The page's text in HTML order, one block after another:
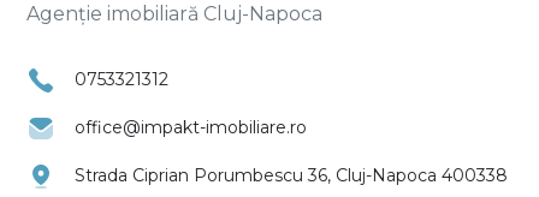
Agenție imobiliară Cluj-Napoca
0753321312
office@impakt-imobiliare.ro
Strada Ciprian Porumbescu 36, Cluj-Napoca 400338